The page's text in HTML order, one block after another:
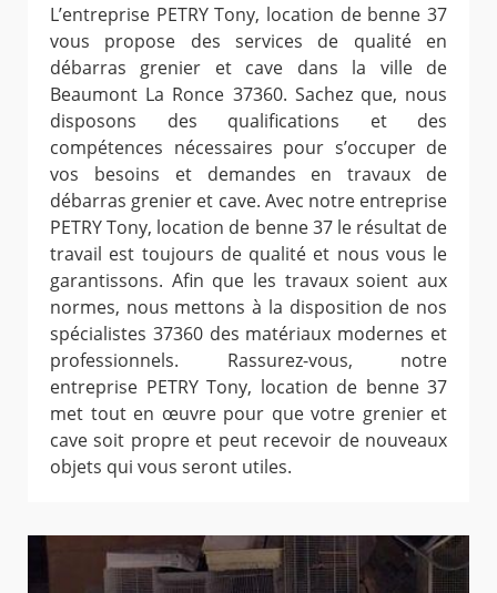
L’entreprise PETRY Tony, location de benne 37
vous propose des services de qualité en
débarras grenier et cave dans la ville de
Beaumont La Ronce 37360. Sachez que, nous
disposons des qualifications et des
compétences nécessaires pour s’occuper de
vos besoins et demandes en travaux de
débarras grenier et cave. Avec notre entreprise
PETRY Tony, location de benne 37 le résultat de
travail est toujours de qualité et nous vous le
garantissons. Afin que les travaux soient aux
normes, nous mettons à la disposition de nos
spécialistes 37360 des matériaux modernes et
professionnels. Rassurez-vous, notre
entreprise PETRY Tony, location de benne 37
met tout en œuvre pour que votre grenier et
cave soit propre et peut recevoir de nouveaux
objets qui vous seront utiles.